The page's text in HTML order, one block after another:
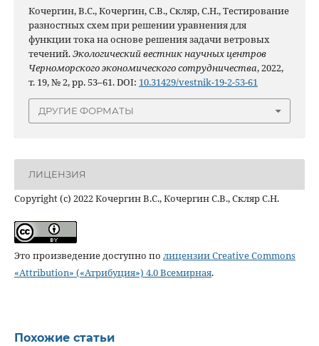
Кочергин, В.С., Кочергин, С.В., Скляр, С.Н., Тестирование
разностных схем при решении уравнения для
функции тока на основе решения задачи ветровых
течений.Экологический вестник научных центров
Черноморского экономического сотрудничества, 2022,
т. 19, № 2, pp. 53–61. DOI: 10.31429/vestnik-19-2-53-61
ДРУГИЕ ФОРМАТЫ
ЛИЦЕНЗИЯ
Copyright (c) 2022 Кочергин В.С., Кочергин С.В., Скляр С.Н.
Это произведение доступно по лицензии Creative Commons
«Attribution» («Атрибуция») 4.0 Всемирная.
Похожие статьи